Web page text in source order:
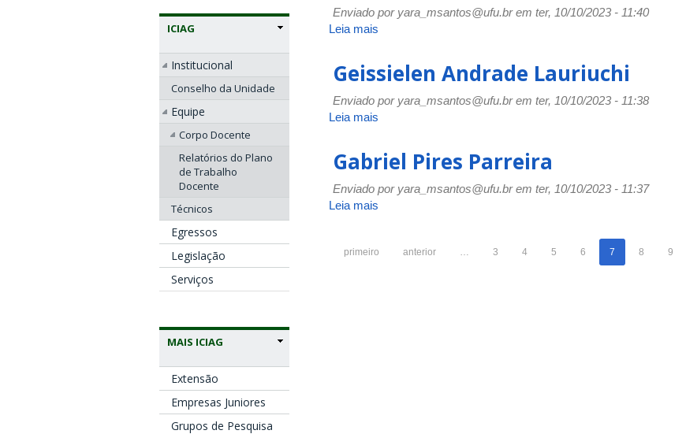
ICIAG
Institucional
Conselho da Unidade
Equipe
Corpo Docente
Relatórios do Plano
de Trabalho
Docente
Técnicos
Egressos
Legislação
Serviços
MAIS ICIAG
Extensão
Empresas Juniores
Grupos de Pesquisa
Enviado por yara_msantos@ufu.brem ter, 10/10/2023 - 11:40
Leia mais
Velloso
Galante
Geissielen Andrade Lauriuchi
Enviado por yara_msantos@ufu.brem ter, 10/10/2023 - 11:38
Leia mais
Andrade
Lauriuchi
Gabriel Pires Parreira
Enviado por yara_msantos@ufu.brem ter, 10/10/2023 - 11:37
Leia mais
Parreira
primeiro anterior 3 4 5 6 7 8 9